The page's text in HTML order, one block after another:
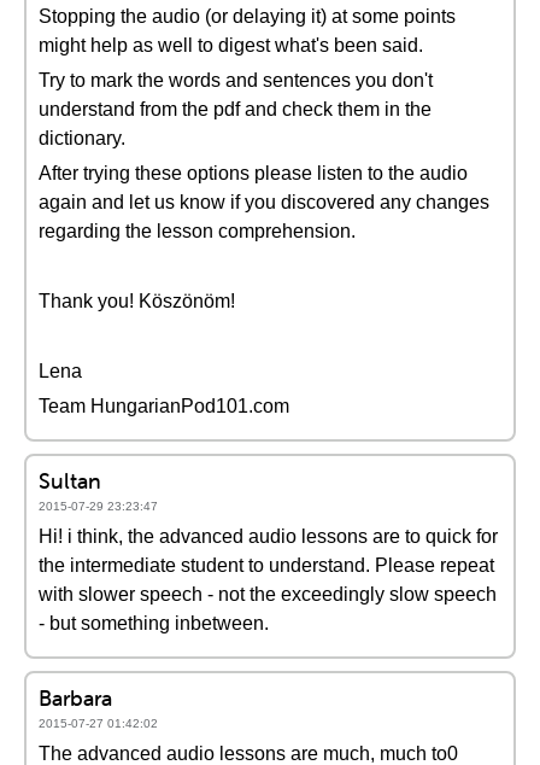
Stopping the audio (or delaying it) at some points
might help as well to digest what's been said.
Try to mark the words and sentences you don't
understand from the pdf and check them in the
dictionary.
After trying these options please listen to the audio
again and let us know if you discovered any changes
regarding the lesson comprehension.
Thank you! Köszönöm!
Lena
Team HungarianPod101.com
Sultan
2015-07-29 23:23:47
Hi! i think, the advanced audio lessons are to quick for
the intermediate student to understand. Please repeat
with slower speech - not the exceedingly slow speech
- but something inbetween.
Barbara
2015-07-27 01:42:02
The advanced audio lessons are much, much to0